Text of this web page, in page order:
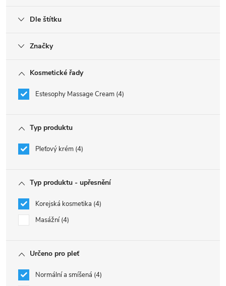
Dle štítku
Značky
Kosmetické řady
Estesophy Massage Cream 4
Typ produktu
Pleťový krém 4
Typ produktu - upřesnění
Korejská kosmetika 4
Masážní 4
Určeno pro pleť
Normální a smíšená 4